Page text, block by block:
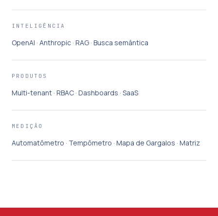
INTELIGÊNCIA
OpenAI · Anthropic · RAG · Busca semântica
PRODUTOS
Multi-tenant · RBAC · Dashboards · SaaS
MEDIÇÃO
Automatômetro · Tempômetro · Mapa de Gargalos · Matriz